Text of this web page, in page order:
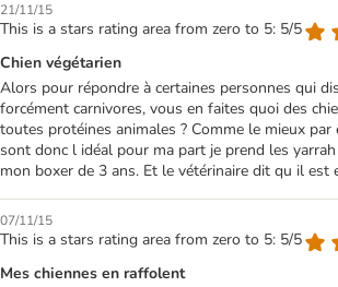
21/11/15
This is a stars rating area from zero to 5: 5/5
Chien végétarien
Alors pour répondre à certaines personnes qui
forcément carnivores, vous en faites quoi des
toutes protéines animales ? Comme le mieux par
sont donc l idéal pour ma part je prend les
mon boxer de 3 ans. Et le vétérinaire dit qu il est
07/11/15
This is a stars rating area from zero to 5: 5/5
Mes chiennes en raffolent